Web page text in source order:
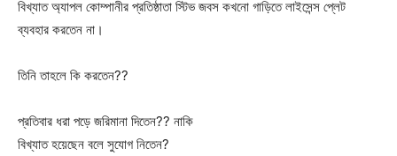
Champs21
বিখ্যাত অ্যাপল কোম্পানীর প্রতিষ্ঠাতা স্টিভ জবস কখনো গাড়িতে লাইসেন্স প্লেট
ব্যবহার করতেন না।
তিনি তাহলে কি করতেন??
প্রতিবার ধরা পড়ে জরিমানা দিতেন?? নাকি
বিখ্যাত হয়েছেন বলে সুযোগ নিতেন?